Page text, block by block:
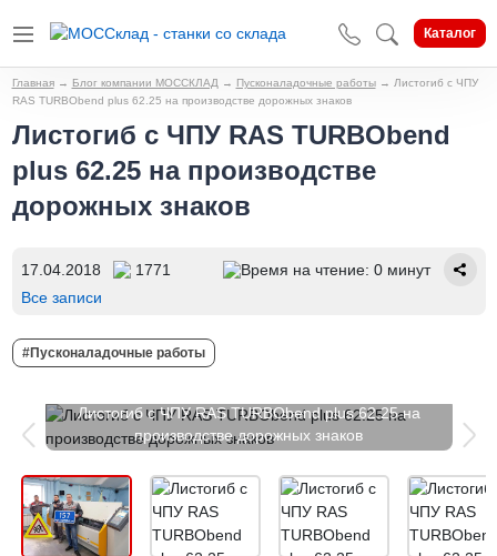
Каталог
Главная → Блог компании МОССКЛАД → Пусконаладочные работы → Листогиб с ЧПУ
RAS TURBObend plus 62.25 на производстве дорожных знаков
Листогиб с ЧПУ RAS TURBObend
plus 62.25 на производстве
дорожных знаков
17.04.2018 1771
Время на чтение: 0 минут
Все записи
#Пусконаладочные работы
Листогиб с ЧПУ RAS TURBObend plus 62.25 на
производстве дорожных знаков